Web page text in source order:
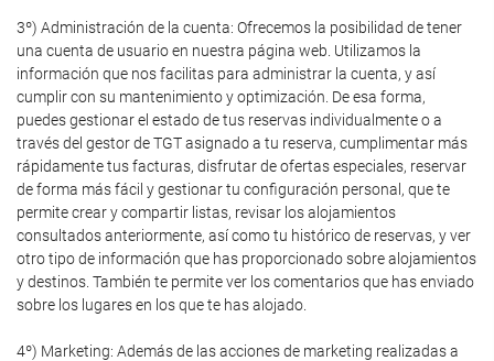
3º) Administración de la cuenta: Ofrecemos la posibilidad de tener
una cuenta de usuario en nuestra página web. Utilizamos la
información que nos facilitas para administrar la cuenta, y así
cumplir con su mantenimiento y optimización. De esa forma,
puedes gestionar el estado de tus reservas individualmente o a
través del gestor de TGT asignado a tu reserva, cumplimentar más
rápidamente tus facturas, disfrutar de ofertas especiales, reservar
de forma más fácil y gestionar tu configuración personal, que te
permite crear y compartir listas, revisar los alojamientos
consultados anteriormente, así como tu histórico de reservas, y ver
otro tipo de información que has proporcionado sobre alojamientos
y destinos. También te permite ver los comentarios que has enviado
sobre los lugares en los que te has alojado.
4º) Marketing: Además de las acciones de marketing realizadas a